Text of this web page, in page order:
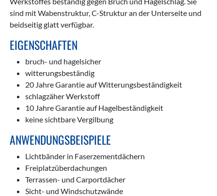
sind mit Wabenstruktur, C-Struktur an der Unterseite und
beidseitig glatt verfügbar.
EIGENSCHAFTEN
bruch- und hagelsicher
witterungsbeständig
20 Jahre Garantie auf Witterungsbeständigkeit
schlagzäher Werkstoff
10 Jahre Garantie auf Hagelbeständigkeit
keine sichtbare Vergilbung
ANWENDUNGSBEISPIELE
Lichtbänder in Faserzementdächern
Freiplatzüberdachungen
Terrassen- und Carportdächer
Sicht- und Windschutzwände